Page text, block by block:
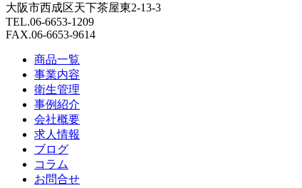
大阪市西成区天下茶屋東2-13-3
TEL.06-6653-1209
FAX.06-6653-9614
商品一覧
事業内容
衛生管理
事例紹介
会社概要
求人情報
ブログ
コラム
お問合せ